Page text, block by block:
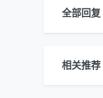
全部回复
相关推荐